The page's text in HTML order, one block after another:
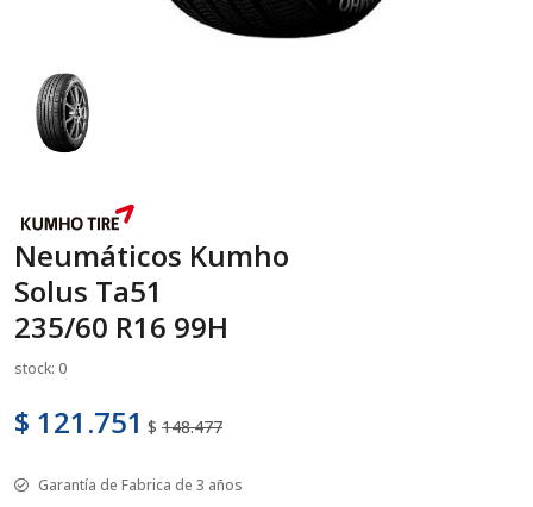
Neumáticos Kumho
Solus Ta51
235/60 R16 99H
stock: 0
$ 121.751 $ 148.477
Garantía de Fabrica de 3 años